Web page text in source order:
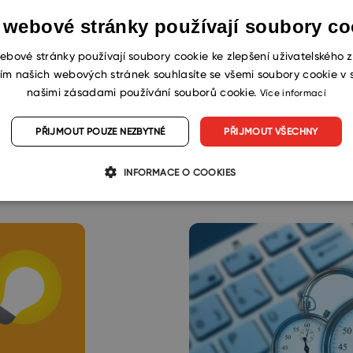
eWay-CRM (1),popisu uživatelského rozhraní (2)a
Mohlo by se vám líbit
stránky používají soubory
stránky používají soubory cookie ke zlepšení uživatelského
našich webových stránek souhlasíte se všemi soubory cookie v
našimi zásadami používání souborů cookie. Více informací
PŘIJMOUT VŠECHNY
PŘIJMOUT POUZE NEZBYTNÉ
INFORMACE O COOKIES